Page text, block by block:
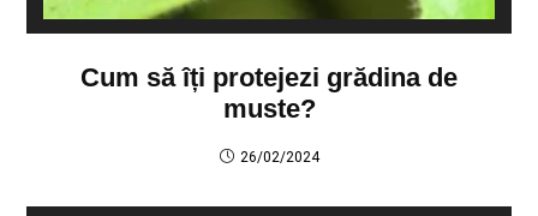
Cum să îți protejezi grădina de
muste?
26/02/2024